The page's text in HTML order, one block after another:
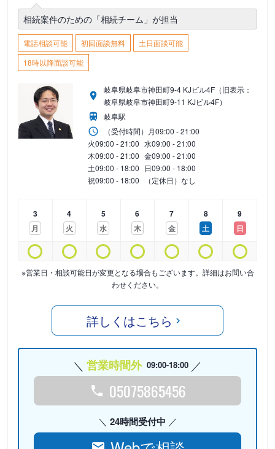
相続案件のための「相続チーム」が担当
電話相談可能 初回面談無料
土日面談可能
18時以降面談可能
岐阜県岐阜市神田町9-4 KJビル4F（旧表示：
岐阜県岐阜市神田町9-11 KJビル4F）
岐阜駅
（受付時間） 月09:00 - 21:00
火09:00 - 21:00 水09:00 - 21:00
木09:00 - 21:00 金09:00 - 21:00
土09:00 - 18:00 日09:00 - 18:00
祝09:00 - 18:00 （定休日）なし
3
月
4
火
5
水
6
木
7
金
8
土
9
日
※営業日・相談可能日が変更となる場合もございます。詳細はお問い合
わせください。
詳しくはこちら
営業時間外 09:00-18:00
05075865456
24時間受付中